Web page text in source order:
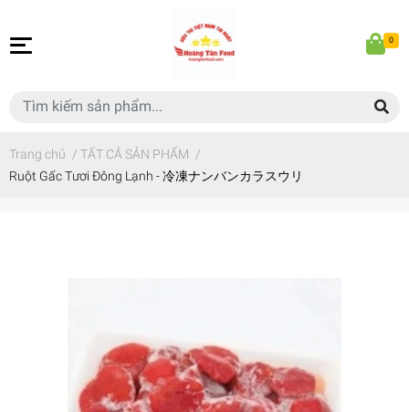
0
Trang chủ / TẤT CẢ SẢN PHẨM /
Ruột Gấc Tươi Đông Lạnh - 冷凍ナンバンカラスウリ